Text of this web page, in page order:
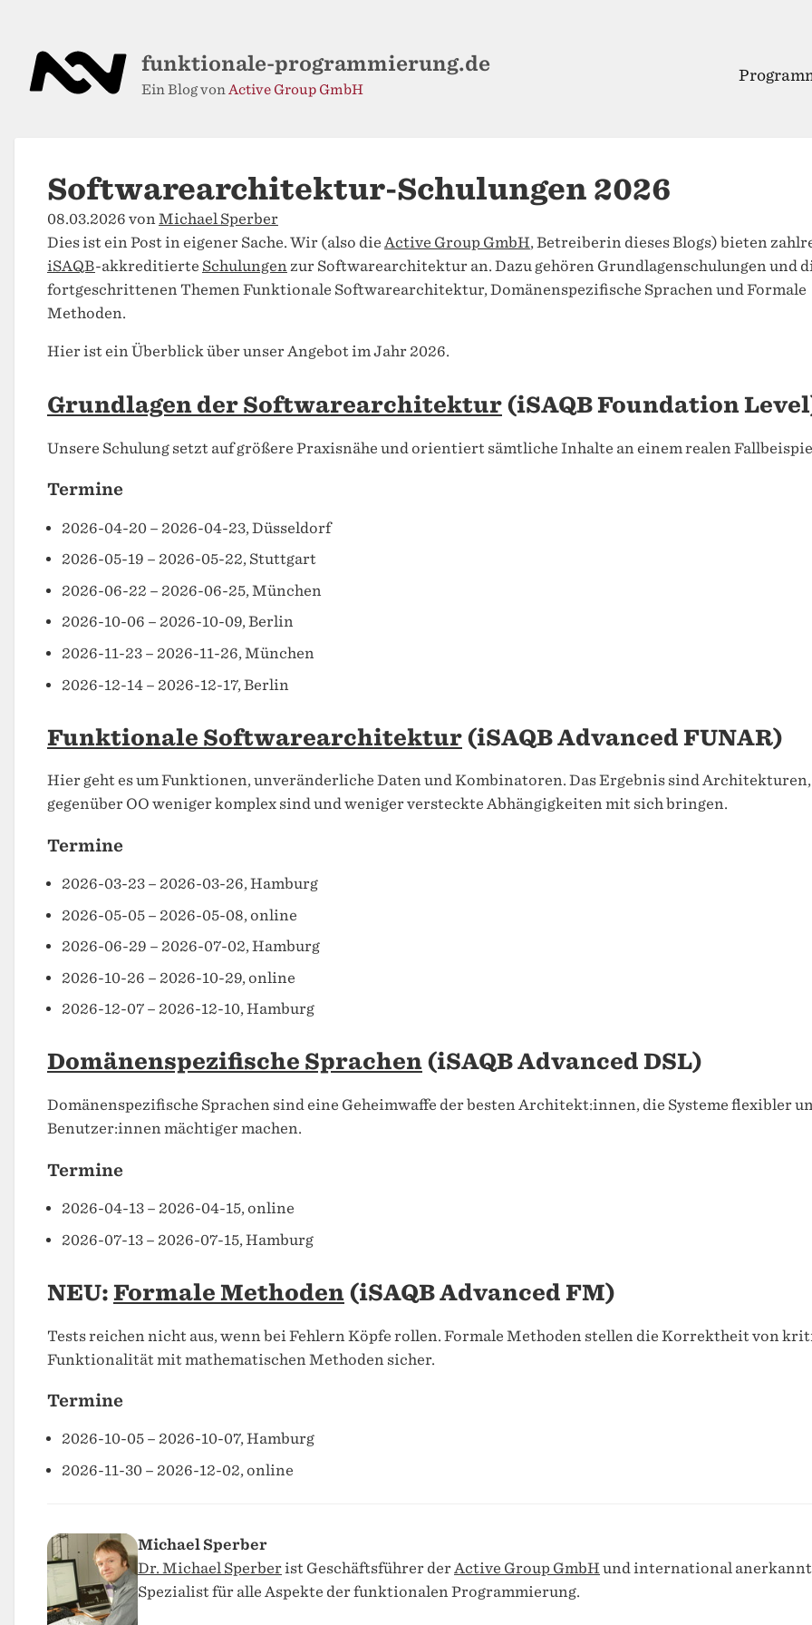
funktionale-programmierung.de
Ein Blog vonActive Group GmbH
Softwarearchitektur-Schulungen 2026
08.03.2026 vonMichael Sperber
Dies ist ein Post in eigener Sache. Wir (also die Active Group GmbH, Betreiberin dieses Blogs) bieten
iSAQB-akkreditierte Schulungenzur Softwarearchitektur an. Dazu gehören Grundlagenschulungen und
fortgeschrittenen Themen Funktionale Softwarearchitektur, Domänenspezifische Sprachen und Formale
Methoden.
Hier ist ein Überblick über unser Angebot im Jahr 2026.
Grundlagen der Softwarearchitektur (iSAQB Foundation
Unsere Schulung setzt auf größere Praxisnähe und orientiert sämtliche Inhalte an einem realen
Termine
2026-04-20 – 2026-04-23, Düsseldorf
2026-05-19 – 2026-05-22, Stuttgart
2026-06-22 – 2026-06-25, München
2026-10-06 – 2026-10-09, Berlin
2026-11-23 – 2026-11-26, München
2026-12-14 – 2026-12-17, Berlin
Funktionale Softwarearchitektur (iSAQB Advanced FUNAR)
Hier geht es um Funktionen, unveränderliche Daten und Kombinatoren. Das Ergebnis sind
gegenüber OO weniger komplex sind und weniger versteckte Abhängigkeiten mit sich bringen.
Termine
2026-03-23 – 2026-03-26, Hamburg
2026-05-05 – 2026-05-08, online
2026-06-29 – 2026-07-02, Hamburg
2026-10-26 – 2026-10-29, online
2026-12-07 – 2026-12-10, Hamburg
Domänenspezifische Sprachen (iSAQB Advanced DSL)
Domänenspezifische Sprachen sind eine Geheimwaffe der besten Architekt:innen, die Systeme flexibler
Benutzer:innen mächtiger machen.
Termine
2026-04-13 – 2026-04-15, online
2026-07-13 – 2026-07-15, Hamburg
NEU: Formale Methoden (iSAQB Advanced FM)
Tests reichen nicht aus, wenn bei Fehlern Köpfe rollen. Formale Methoden stellen die Korrektheit von
Funktionalität mit mathematischen Methoden sicher.
Termine
2026-10-05 – 2026-10-07, Hamburg
2026-11-30 – 2026-12-02, online
Michael Sperber
Dr. Michael Sperberist Geschäftsführer derActive Group GmbH und international
Spezialist für alle Aspekte der funktionalen Programmierung.